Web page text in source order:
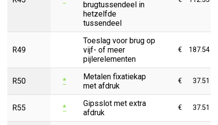
brugtussendeel in
hetzelfde
tussendeel
R49
Toeslag voor brug op
vijf- of meer
pijlerelementen
€ 187.54
R50 *
Metalen fixatiekap
met afdruk
€ 37.51
R55 *
Gipsslot met extra
afdruk
€ 37.51